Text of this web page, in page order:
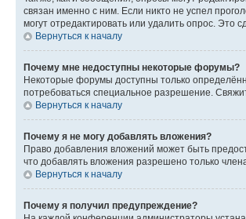
связан именно с ним. Если никто не успел
могут отредактировать или удалить опрос. Это
Вернуться к началу
Почему мне недоступны некоторые форумы?
Некоторые форумы доступны только
потребоваться специальное разрешение.
Вернуться к началу
Почему я не могу добавлять вложения?
Право добавления вложений может быть
что добавлять вложения разрешено только
Вернуться к началу
Почему я получил предупреждение?